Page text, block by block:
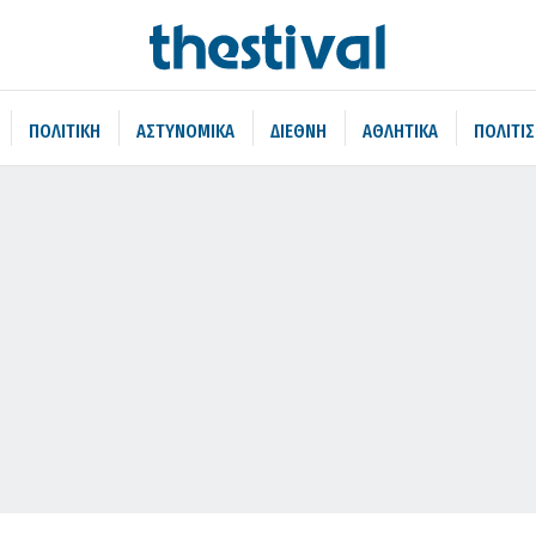
ΠΟΛΙΤΙΚΗ ΑΣΤΥΝΟΜΙΚΑ ΔΙΕΘΝΗ ΑΘΛΗΤΙΚΑ